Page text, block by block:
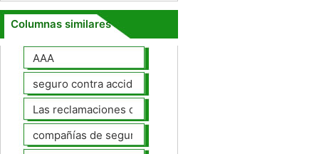
Columnas similares
AAA
seguro contra accidentes
Las reclamaciones de seguros de automóviles
compañías de seguros de coche